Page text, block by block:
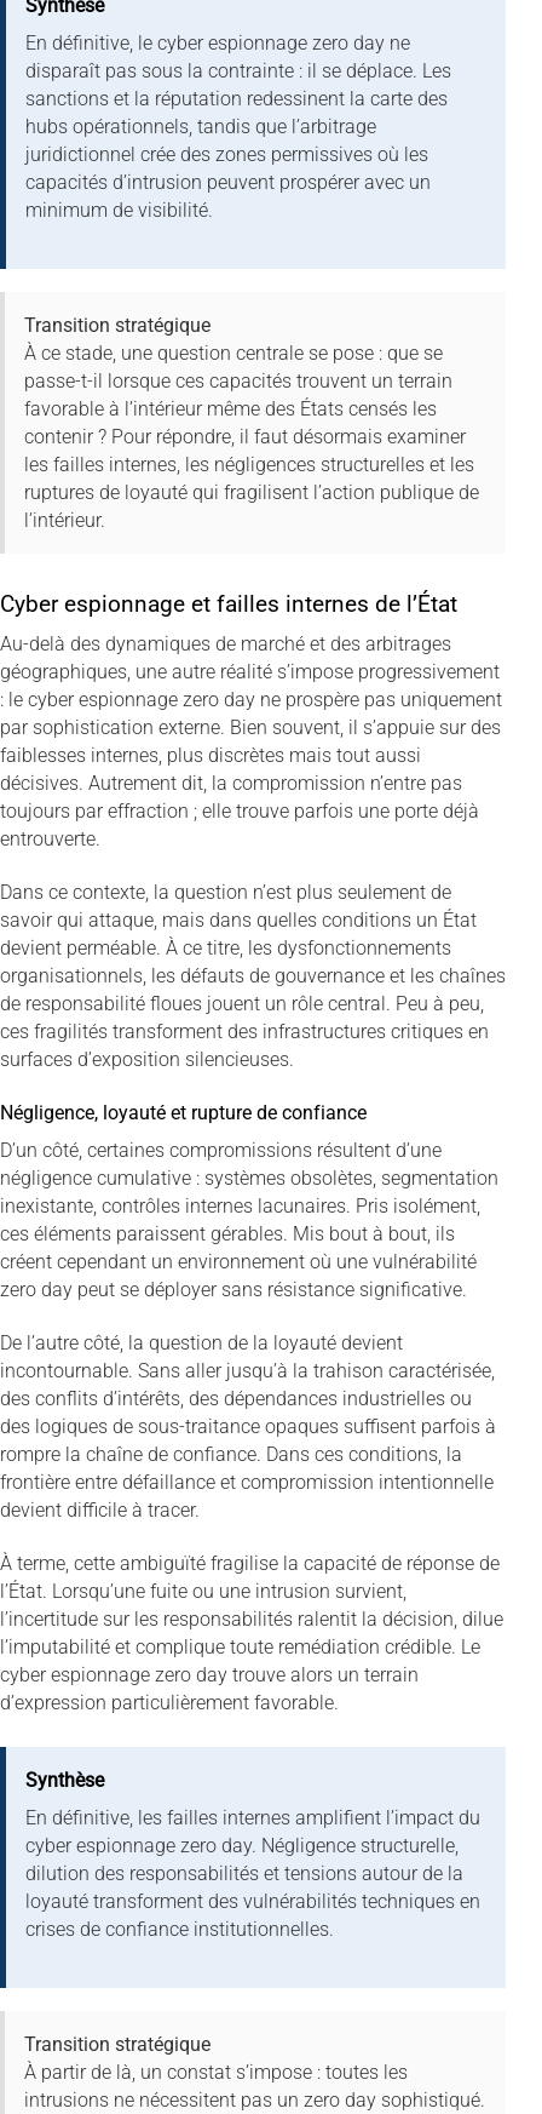
Synthèse
En définitive, le cyber espionnage zero day ne
disparaît pas sous la contrainte : il se déplace. Les
sanctions et la réputation redessinent la carte des
hubs opérationnels, tandis que l’arbitrage
juridictionnel crée des zones permissives où les
capacités d’intrusion peuvent prospérer avec un
minimum de visibilité.
Transition stratégique
À ce stade, une question centrale se pose : que se
passe-t-il lorsque ces capacités trouvent un terrain
favorable à l’intérieur même des États censés les
contenir ? Pour répondre, il faut désormais examiner
les failles internes, les négligences structurelles et les
ruptures de loyauté qui fragilisent l’action publique de
l’intérieur.
Cyber espionnage et failles internes de l’État
Au-delà des dynamiques de marché et des arbitrages
géographiques, une autre réalité s’impose progressivement
: le cyber espionnage zero day ne prospère pas uniquement
par sophistication externe. Bien souvent, il s’appuie sur des
faiblesses internes, plus discrètes mais tout aussi
décisives. Autrement dit, la compromission n’entre pas
toujours par effraction ; elle trouve parfois une porte déjà
entrouverte.
Dans ce contexte, la question n’est plus seulement de
savoir qui attaque, mais dans quelles conditions un État
devient perméable. À ce titre, les dysfonctionnements
organisationnels, les défauts de gouvernance et les chaînes
de responsabilité floues jouent un rôle central. Peu à peu,
ces fragilités transforment des infrastructures critiques en
surfaces d’exposition silencieuses.
Négligence, loyauté et rupture de confiance
D’un côté, certaines compromissions résultent d’une
négligence cumulative : systèmes obsolètes, segmentation
inexistante, contrôles internes lacunaires. Pris isolément,
ces éléments paraissent gérables. Mis bout à bout, ils
créent cependant un environnement où une vulnérabilité
zero day peut se déployer sans résistance significative.
De l’autre côté, la question de la loyauté devient
incontournable. Sans aller jusqu’à la trahison caractérisée,
des conflits d’intérêts, des dépendances industrielles ou
des logiques de sous-traitance opaques suffisent parfois à
rompre la chaîne de confiance. Dans ces conditions, la
frontière entre défaillance et compromission intentionnelle
devient difficile à tracer.
À terme, cette ambiguïté fragilise la capacité de réponse de
l’État. Lorsqu’une fuite ou une intrusion survient,
l’incertitude sur les responsabilités ralentit la décision, dilue
l’imputabilité et complique toute remédiation crédible. Le
cyber espionnage zero day trouve alors un terrain
d’expression particulièrement favorable.
Synthèse
En définitive, les failles internes amplifient l’impact du
cyber espionnage zero day. Négligence structurelle,
dilution des responsabilités et tensions autour de la
loyauté transforment des vulnérabilités techniques en
crises de confiance institutionnelles.
Transition stratégique
À partir de là, un constat s’impose : toutes les
intrusions ne nécessitent pas un zero day sophistiqué.